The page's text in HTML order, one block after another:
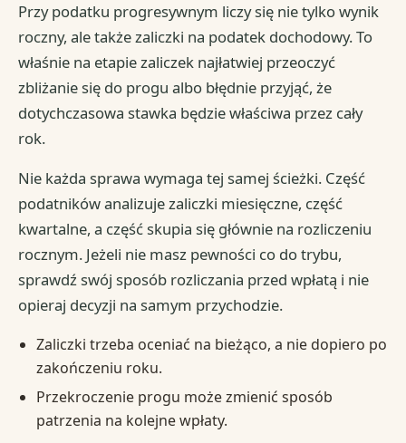
Przy podatku progresywnym liczy się nie tylko wynik
roczny, ale także zaliczki na podatek dochodowy. To
właśnie na etapie zaliczek najłatwiej przeoczyć
zbliżanie się do progu albo błędnie przyjąć, że
dotychczasowa stawka będzie właściwa przez cały
rok.
Nie każda sprawa wymaga tej samej ścieżki. Część
podatników analizuje zaliczki miesięczne, część
kwartalne, a część skupia się głównie na rozliczeniu
rocznym. Jeżeli nie masz pewności co do trybu,
sprawdź swój sposób rozliczania przed wpłatą i nie
opieraj decyzji na samym przychodzie.
Zaliczki trzeba oceniać na bieżąco, a nie dopiero po
zakończeniu roku.
Przekroczenie progu może zmienić sposób
patrzenia na kolejne wpłaty.